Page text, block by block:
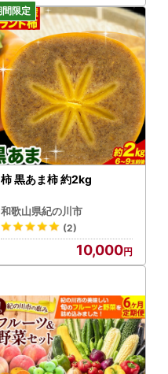
柿 黒あま柿 約2kg
和歌山県紀の川市
(2)
10,000